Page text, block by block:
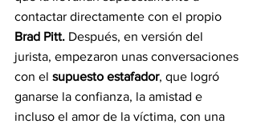
contactar directamente con el propio
Brad Pitt. Después, en versión del
jurista, empezaron unas conversaciones
con el supuesto estafador, que logró
ganarse la confianza, la amistad e
incluso el amor de la víctima, con una